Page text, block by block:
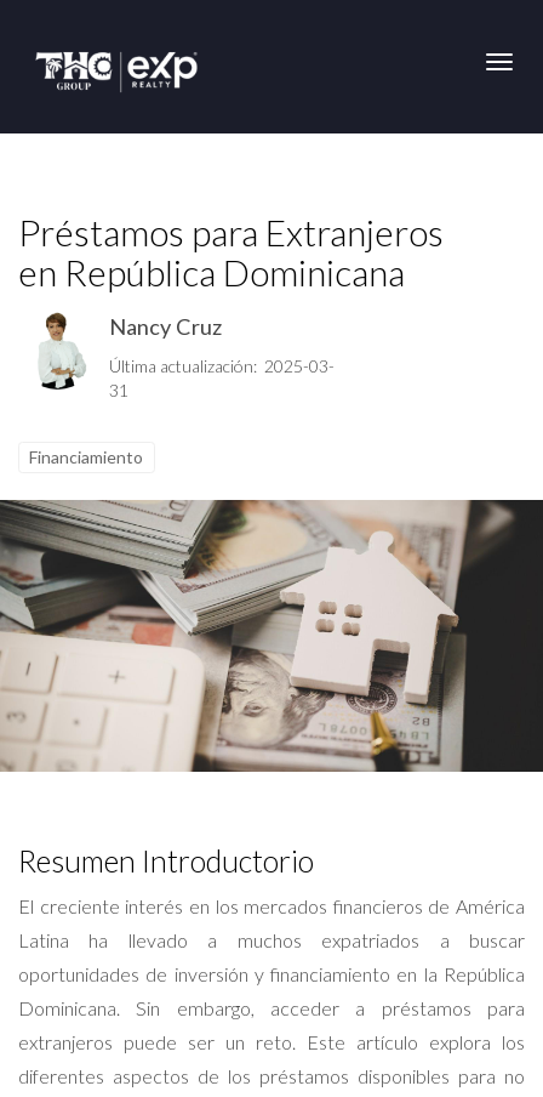
Préstamos para Extranjeros
en República Dominicana
Nancy Cruz
Última actualización: 2025-03-
31
Financiamiento
Resumen Introductorio
El creciente interés en los mercados financieros de América
Latina ha llevado a muchos expatriados a buscar
oportunidades de inversión y financiamiento en la República
Dominicana. Sin embargo, acceder a préstamos para
extranjeros puede ser un reto. Este artículo explora los
diferentes aspectos de los préstamos disponibles para no